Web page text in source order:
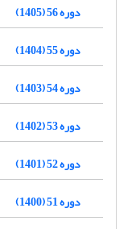
دوره 56 (1405)
دوره 55 (1404)
دوره 54 (1403)
دوره 53 (1402)
دوره 52 (1401)
دوره 51 (1400)